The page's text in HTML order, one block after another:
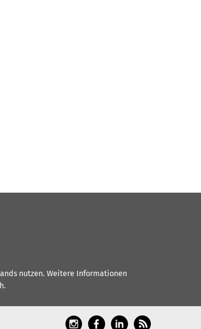
nutzen. Weitere Informationen